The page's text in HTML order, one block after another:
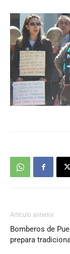
Artículo anterior
Bomberos de
prepara